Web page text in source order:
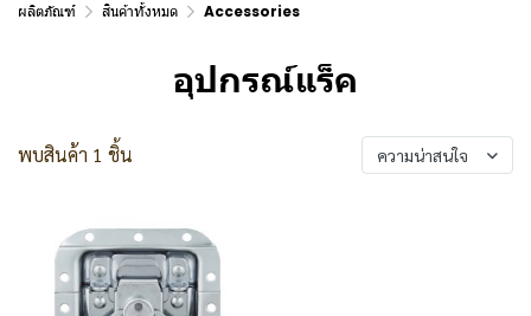
ผลิตภัณฑ์ สินค้าทั้งหมด Accessories
อุปกรณ์แร็ค
พบสินค้า 1 ชิ้น ความน่าสนใจ